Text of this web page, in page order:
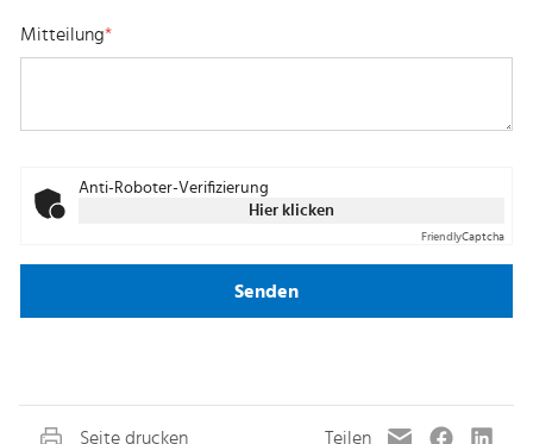
Mitteilung*
Anti-Roboter-Verifizierung
Hier klicken
FriendlyCaptcha
Senden